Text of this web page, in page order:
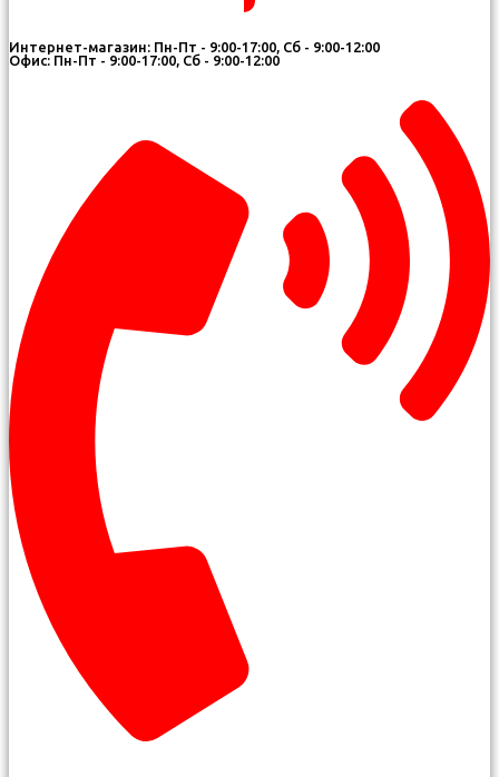
Интернет-магазин: Пн-Пт - 9:00-17:00, Сб - 9:00-12:00
Офис: Пн-Пт - 9:00-17:00, Сб - 9:00-12:00